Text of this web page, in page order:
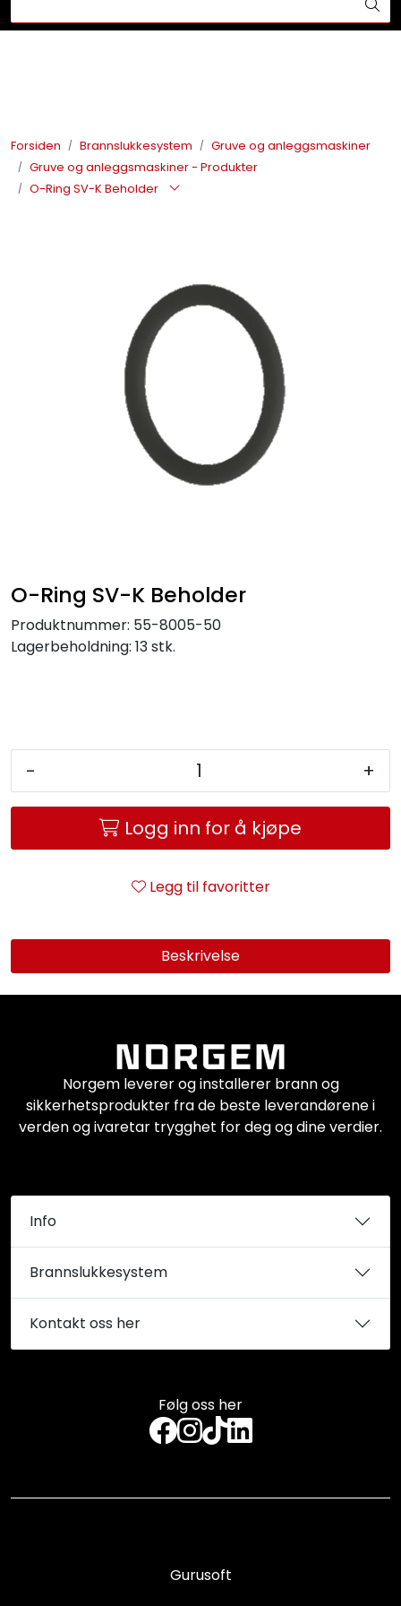
Forsiden Brannslukkesystem
Gruve og anleggsmaskiner
Gruve og anleggsmaskiner - Produkter
O-Ring SV-K Beholder
O-Ring SV-K Beholder
Produktnummer: 55-8005-50
Lagerbeholdning: 13 stk.
- +
Logg inn for å kjøpe
Legg til favoritter
Beskrivelse
Følg oss her
Norgem leverer og installerer brann og
sikkerhetsprodukter fra de beste leverandørene i
verden og ivaretar trygghet for deg og dine verdier.
Info
Brannslukkesystem
Kontakt oss her
Gurusoft
Lysprodukter
Service og support